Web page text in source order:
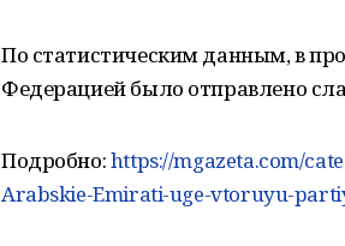
По статистическим данным, в
Федерацией было отправлено
Подробно:https://mgazeta.com/
Arabskie-Emirati-uge-vtoruyu-